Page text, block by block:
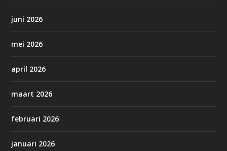
juni 2026
mei 2026
april 2026
maart 2026
februari 2026
januari 2026